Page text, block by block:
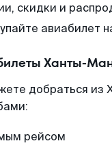
скидки и
авиабилет
Ханты-
добраться из
рейсом